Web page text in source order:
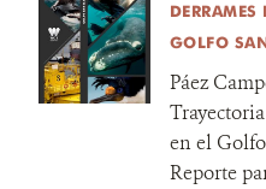
GOLFO
Páez
en el
Reporte